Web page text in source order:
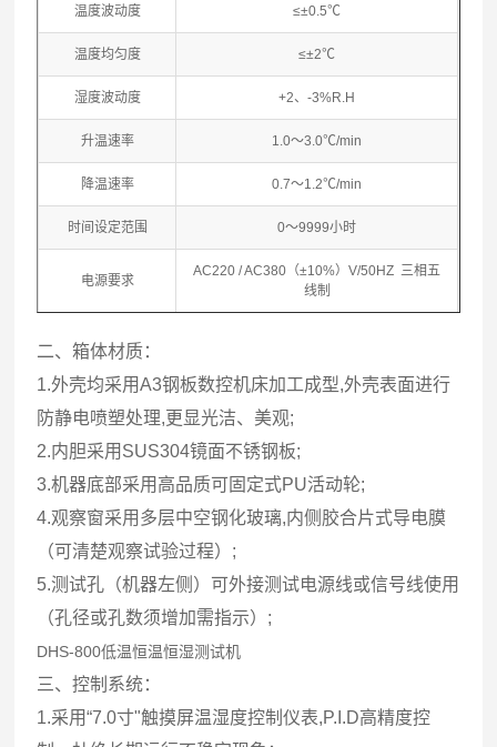
温度波动度 ≤±0.5℃
温度均匀度 ≤±2℃
湿度波动度 +2、-3%R.H
升温速率 1.0～3.0℃/min
降温速率 0.7～1.2℃/min
时间设定范围 0～9999小时
电源要求
AC220 / AC380（±10%）V/50HZ 三相五
线制
二、箱体材质：
1.外壳均采用A3钢板数控机床加工成型,外壳表面进行
防静电喷塑处理,更显光洁、美观;
2.内胆采用SUS304镜面不锈钢板;
3.机器底部采用高品质可固定式PU活动轮;
4.观察窗采用多层中空钢化玻璃,内侧胶合片式导电膜
（可清楚观察试验过程）;
5.测试孔（机器左侧）可外接测试电源线或信号线使用
（孔径或孔数须增加需指示）;
DHS-800低温恒温恒湿测试机
三、控制系统：
1.采用“7.0寸"触摸屏温湿度控制仪表,P.I.D高精度控